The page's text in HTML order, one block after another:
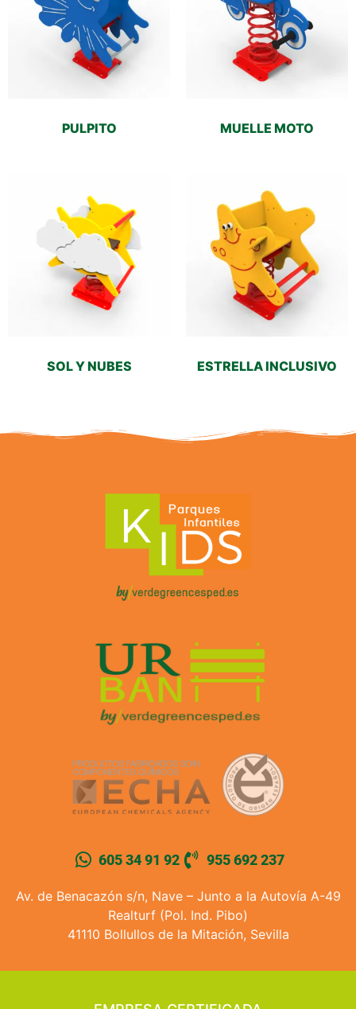
PULPITO MUELLE MOTO
SOL Y NUBES ESTRELLA INCLUSIVO
605 34 91 92 955 692 237
Av. de Benacazón s/n, Nave – Junto a la Autovía A-49
Realturf (Pol. Ind. Pibo)
41110 Bollullos de la Mitación, Sevilla